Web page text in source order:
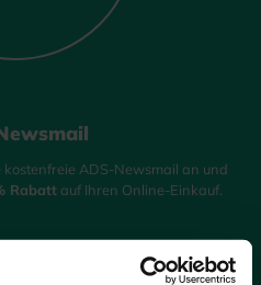
kostenfreie ADS-Newsmail an und
Rabattauf Ihren Online-Einkauf.